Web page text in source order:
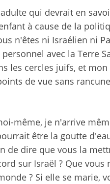
qui devrait en
à cause de la
n'êtes ni Israélien ni
avec la Terre
les cercles juifs, et
de vue sans
même, je n'arrive
être la goutte
de dire que vous la
sur Israël ? Que
? Si elle se marie,